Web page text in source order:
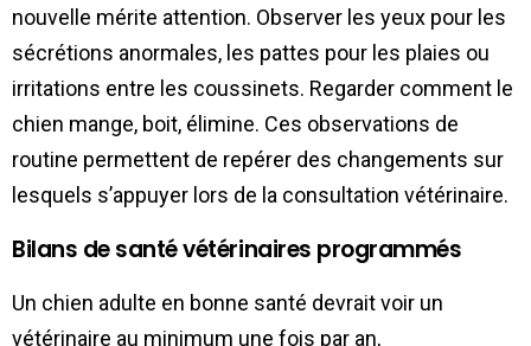
nouvelle mérite attention. Observer les yeux pour les
sécrétions anormales, les pattes pour les plaies ou
irritations entre les coussinets. Regarder comment le
chien mange, boit, élimine. Ces observations de
routine permettent de repérer des changements sur
lesquels s’appuyer lors de la consultation vétérinaire.
Bilans de santé vétérinaires programmés
Un chien adulte en bonne santé devrait voir un
vétérinaire au minimum une fois par an,